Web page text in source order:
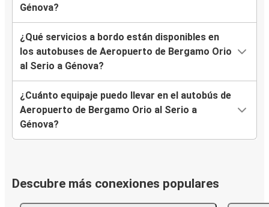
Génova?
¿Qué servicios a bordo están disponibles en
los autobuses de Aeropuerto de Bergamo Orio
al Serio a Génova?
¿Cuánto equipaje puedo llevar en el autobús de
Aeropuerto de Bergamo Orio al Serio a
Génova?
Descubre más conexiones populares